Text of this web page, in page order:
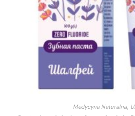
Medycyna Naturalna,